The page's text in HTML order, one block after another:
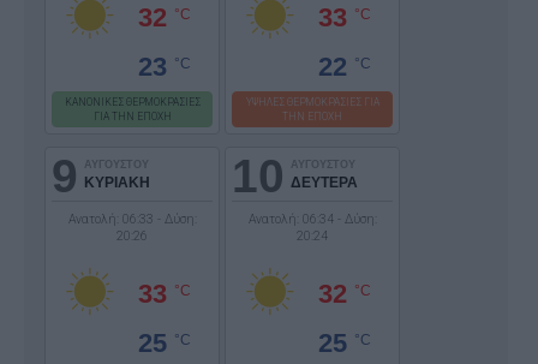
32 °C
23 °C
ΚΑΝΟΝΙΚΕΣ ΘΕΡΜΟΚΡΑΣΙΕΣ
ΓΙΑ ΤΗΝ ΕΠΟΧΗ
33 °C
22 °C
ΥΨΗΛΕΣ ΘΕΡΜΟΚΡΑΣΙΕΣ ΓΙΑ
ΤΗΝ ΕΠΟΧΗ
9 ΑΥΓΟΥΣΤΟΥ
ΚΥΡΙΑΚΗ
Ανατολή: 06:33 - Δύση:
20:26
33 °C
25 °C
10 ΑΥΓΟΥΣΤΟΥ
ΔΕΥΤΕΡΑ
Ανατολή: 06:34 - Δύση:
20:24
32 °C
25 °C